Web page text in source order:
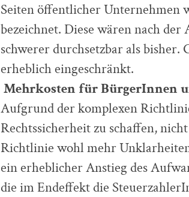
Seiten öffentlicher Unternehmen
bezeichnet. Diese wären nach
schwerer durchsetzbar als
erheblich eingeschränkt.
Mehrkosten für BürgerInnen
Aufgrund der komplexen
Rechtssicherheit zu schaffen,
Richtlinie wohl mehr
ein erheblicher Anstieg des
die im Endeffekt die